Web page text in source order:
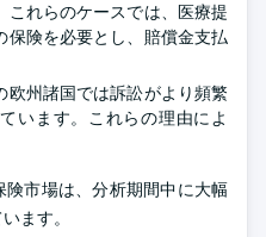
これらのケースでは、医療提
保険を必要とし、賠償金支払
欧州諸国では訴訟がより頻繁
います。これらの理由によ
険市場は、分析期間中に大幅
ます。